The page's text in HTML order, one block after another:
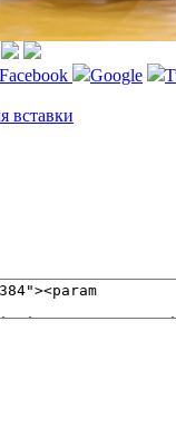
Facebook Google
вставки